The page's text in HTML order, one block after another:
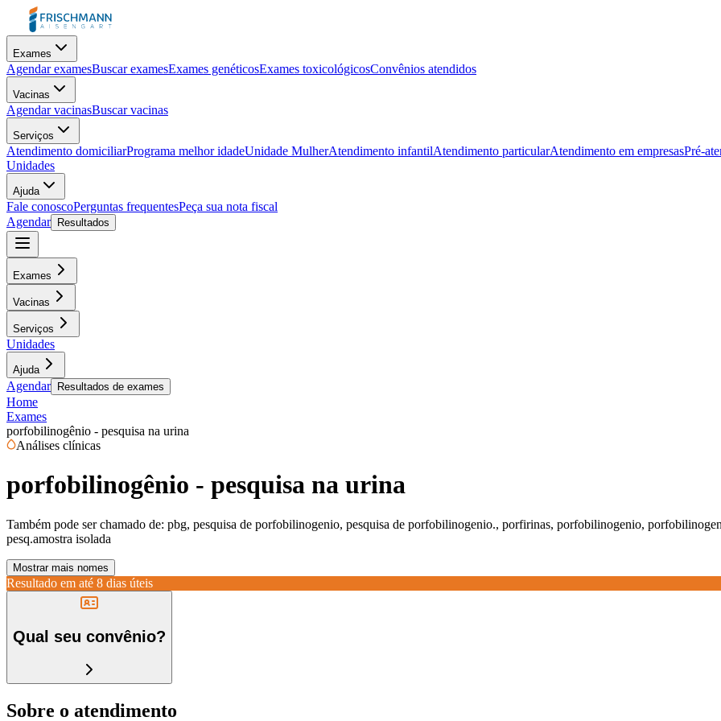
Exames
Agendar examesBuscar examesExames genéticosExames toxicológicosConvênios atendidos
Vacinas
Agendar vacinasBuscar vacinas
Serviços
Atendimento domiciliarPrograma melhor idadeUnidade MulherAtendimento infantilAtendimento particularAtendimento em empresasPré-
Unidades
Ajuda
Fale conoscoPerguntas frequentesPeça sua nota fiscal
Agendar
Resultados
Exames
Vacinas
Serviços
Unidades
Ajuda
Agendar Resultados de exames
Home
Exames
porfobilinogênio - pesquisa na urina
Análises clínicas
porfobilinogênio - pesquisa na urina
Também pode ser chamado de: pbg, pesquisa de porfobilinogenio, pesquisa de porfobilinogenio., porfirinas, porfobilinogenio,
pesq.amostra isolada
Mostrar mais nomes
Resultado em até 8 dias úteis
Qual seu convênio?
Sobre o atendimento